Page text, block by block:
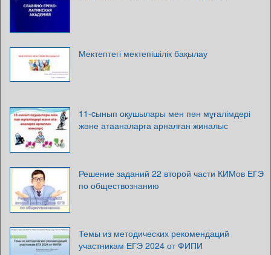
Мектептегі мектепішілік бақылау
11-cынып оқушылары мен пән мұғалімдері
және атааналарға арналған жиналыс
Решение заданий 22 второй части КИМов ЕГЭ
по обществознанию
Темы из методических рекомендаций
участникам ЕГЭ 2024 от ФИПИ